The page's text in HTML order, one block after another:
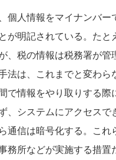
個人情報をマイナンバー
が明記されている。たと
、税の情報は税務署が管
法は、これまでと変わら
で情報をやり取りする際
、システムにアクセスで
通信は暗号化する。これ
務所などが実施する措置